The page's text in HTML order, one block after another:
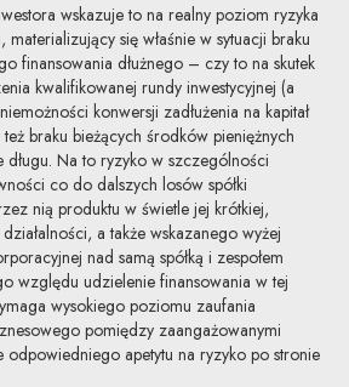
wskazuje to na realny poziom ryzyka
materializujący się właśnie w sytuacji braku
finansowania dłużnego – czy to na skutek
kwalifikowanej rundy inwestycyjnej (a
konwersji zadłużenia na kapitał
braku bieżących środków pieniężnych
długu. Na to ryzyko w szczególności
co do dalszych losów spółki
nią produktu w świetle jej krótkiej,
a także wskazanego wyżej
nad samą spółką i zespołem
względu udzielenie finansowania w tej
wysokiego poziomu zaufania
pomiędzy zaangażowanymi
odpowiedniego apetytu na ryzyko po stronie